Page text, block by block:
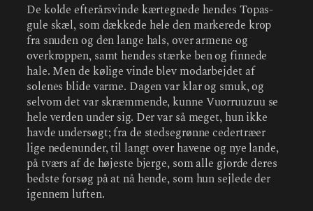
De kolde efterårsvinde kærtegnede hendes Topas-
gule skæl, som dækkede hele den markerede krop
fra snuden og den lange hals, over armene og
overkroppen, samt hendes stærke ben og finnede
hale. Men de kølige vinde blev modarbejdet af
solenes blide varme. Dagen var klar og smuk, og
selvom det var skræmmende, kunne Vuorruuzuu se
hele verden under sig. Der var så meget, hun ikke
havde undersøgt; fra de stedsegrønne cedertræer
lige nedenunder, til langt over havene og nye lande,
på tværs af de højeste bjerge, som alle gjorde deres
bedste forsøg på at nå hende, som hun sejlede der
igennem luften.